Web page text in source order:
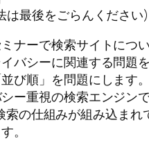
は最後をごらんください)
ナーで検索サイトにつ
バシーに関連する問題
び順」を問題にします
ー重視の検索エンジン
の仕組みが組み込まれ
。